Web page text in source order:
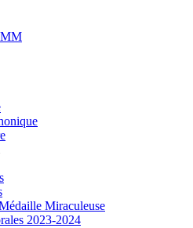
Miraculeuse
2023-2024